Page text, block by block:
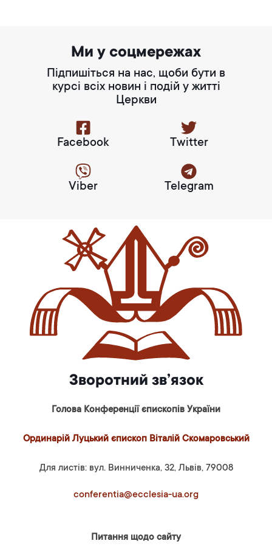
Ми у соцмережах
Підпишіться на нас, щоби бути в
курсі всіх новин і подій у житті
Церкви
Facebook Twitter
Viber Telegram
Зворотний зв’язок
Голова Конференції єпископів України
Ординарій Луцький єпископ Віталій Скомаровський
Для листів: вул. Винниченка, 32, Львів, 79008
conferentia@ecclesia-ua.org
Питання щодо сайту